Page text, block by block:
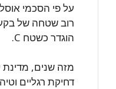
על פי הסכמי
רוב שטחה של
הוגדר כשטח C.
מזה שנים,
דחיקת רגליים